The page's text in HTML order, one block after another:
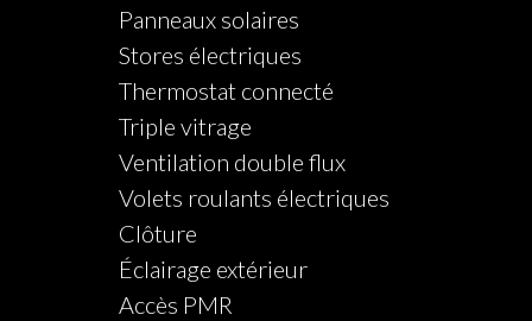
Panneaux solaires
Stores électriques
Thermostat connecté
Triple vitrage
Ventilation double flux
Volets roulants électriques
Clôture
Éclairage extérieur
Accès PMR